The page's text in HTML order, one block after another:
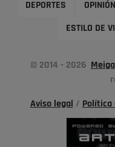
DEPORTES
ESTILO DE
© 2014 - 2026
Aviso legal / Política